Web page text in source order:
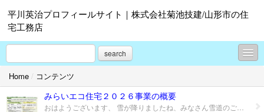
平川英治プロフィールサイト｜株式会社菊池技建/山形市の住
宅工務店
search
コンテンツ
プロフィール
Home / コンテンツ
みらいエコ住宅２０２６事業の概要